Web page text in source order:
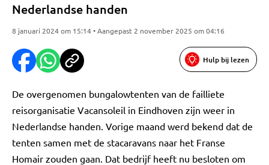
Nederlandse handen
8 januari 2024 om 15:14 • Aangepast 2 november 2025 om 04:16
Hulp bij lezen
De overgenomen bungalowtenten van de failliete
reisorganisatie Vacansoleil in Eindhoven zijn weer in
Nederlandse handen. Vorige maand werd bekend dat de
tenten samen met de stacaravans naar het Franse
Homair zouden gaan. Dat bedrijf heeft nu besloten om